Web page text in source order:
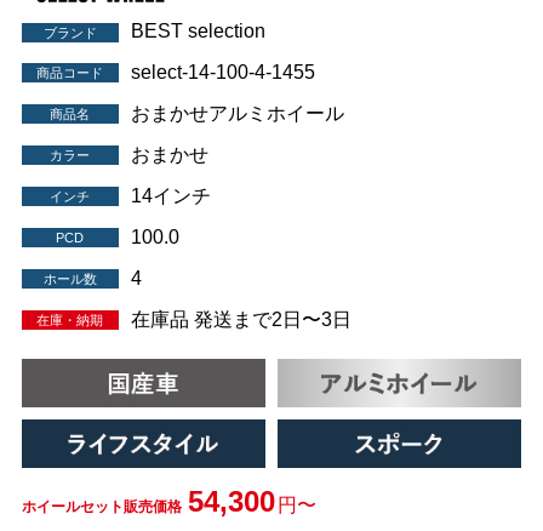
ブランド BEST selection
商品コード select-14-100-4-1455
商品名 おまかせアルミホイール
カラー おまかせ
インチ 14インチ
PCD 100.0
ホール数 4
在庫・納期 在庫品 発送まで2日〜3日
ホイールセット販売価格 54,300 円〜